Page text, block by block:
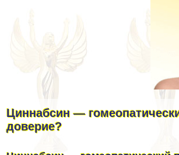
Циннабсин —
доверие?